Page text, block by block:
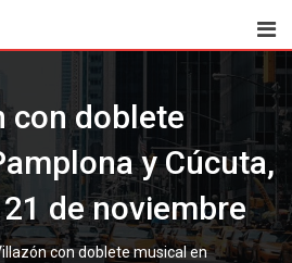
con doblete
y Cúcuta,
de noviembre
con doblete musical en